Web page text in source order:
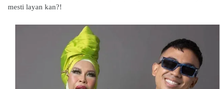
mesti layan kan?!